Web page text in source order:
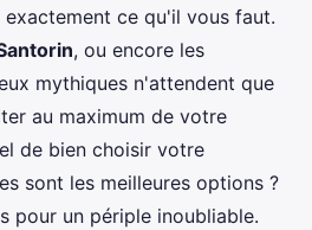
ce qu'il vous faut.
, ou encore les
mythiques n'attendent que
au maximum de votre
de bien choisir votre
sont les meilleures options ?
pour un périple inoubliable.